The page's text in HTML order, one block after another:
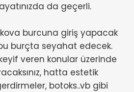
da geçerli.
burcuna giriş yapacak
burçta seyahat edecek.
veren konular üzerinde
hatta estetik
botoks..vb gibi